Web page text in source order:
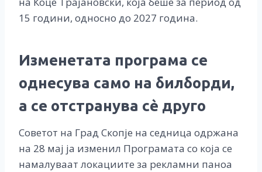
15 години, односно до 2027 година.
Изменетата програма се
однесува само на билборди,
а се отстранува сѐ друго
Советот на Град Скопје на седница одржана
на 28 мај ја изменил Програмата со која се
намалуваат локациите за рекламни паноа